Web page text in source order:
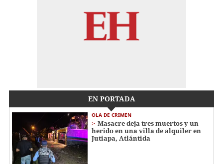
EN PORTADA
OLA DE CRIMEN
Masacre deja tres muertos y un
herido en una villa de alquiler en
Jutiapa, Atlántida